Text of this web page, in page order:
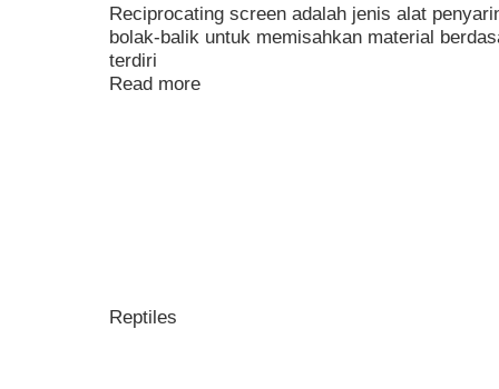
Reciprocating screen adalah jenis alat
bolak-balik untuk memisahkan material
terdiri
Read more
Reptiles